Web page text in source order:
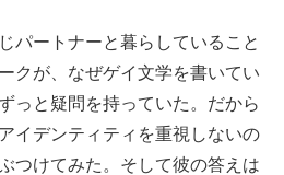
パートナーと暮らしていること
クが、なぜゲイ文学を書いてい
っと疑問を持っていた。だから
イデンティティを重視しないの
つけてみた。そして彼の答えは